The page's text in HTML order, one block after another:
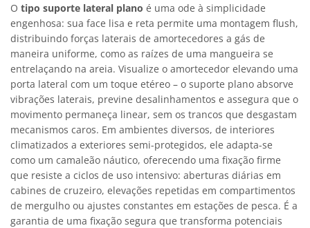
O tipo suporte lateral plano é uma ode à simplicidade
engenhosa: sua face lisa e reta permite uma montagem flush,
distribuindo forças laterais de amortecedores a gás de
maneira uniforme, como as raízes de uma mangueira se
entrelaçando na areia. Visualize o amortecedor elevando uma
porta lateral com um toque etéreo – o suporte plano absorve
vibrações laterais, previne desalinhamentos e assegura que o
movimento permaneça linear, sem os trancos que desgastam
mecanismos caros. Em ambientes diversos, de interiores
climatizados a exteriores semi-protegidos, ele adapta-se
como um camaleão náutico, oferecendo uma fixação firme
que resiste a ciclos de uso intensivo: aberturas diárias em
cabines de cruzeiro, elevações repetidas em compartimentos
de mergulho ou ajustes constantes em estações de pesca. É a
garantia de uma fixação segura que transforma potenciais